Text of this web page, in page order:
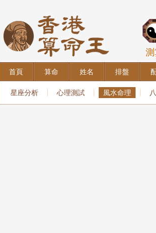
首頁 算命 姓名 排盤
星座分析 心理測試 風水命理